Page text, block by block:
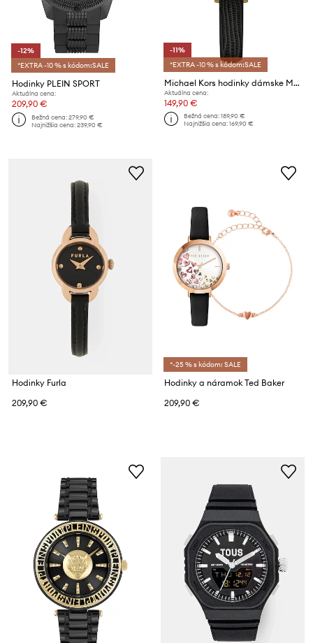
-12%
*EXTRA -10 % s kódom:SALE
Hodinky PLEIN SPORT
Aktuálna cena:
209,90 €
Bežná cena:279,90 €
Najnižšia cena:239,90 €
-11%
*EXTRA -10 % s kódom:SALE
Michael Kors hodinky dámske Maude
Aktuálna cena:
149,90 €
Bežná cena:189,90 €
Najnižšia cena:169,90 €
Hodinky Furla
209,90 €
*-25 % s kódom: SALE
Hodinky a náramok Ted Baker
209,90 €